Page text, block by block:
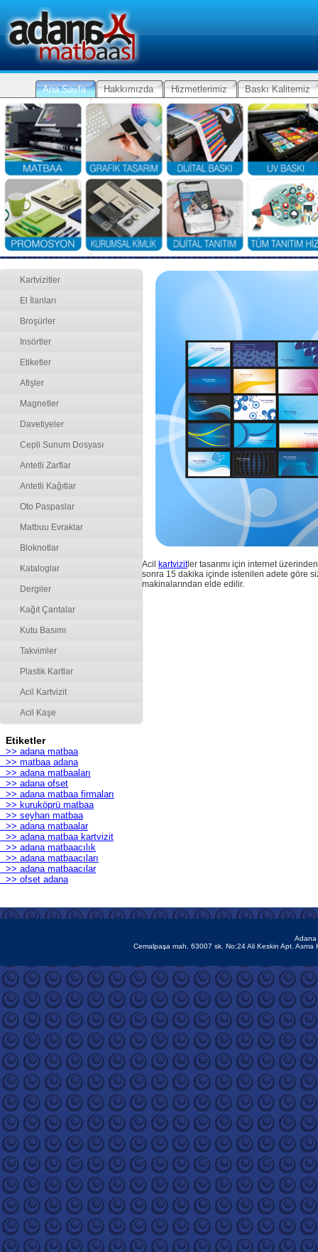
Ana Sayfa Hakkımızda Hizmetlerimiz Baskı Kalitemiz
Kartvizitler
El İlanları
Broşürler
Insörtler
Etiketler
Afişler
Magnetler
Davetiyeler
Cepli Sunum Dosyası
Antetli Zarflar
Antetli Kağıtlar
Oto Paspaslar
Matbuu Evraklar
Bloknotlar
Kataloglar
Dergiler
Kağıt Çantalar
Kutu Basımı
Takvimler
Plastik Kartlar
Acil Kartvizit
Acil Kaşe
Etiketler
>> adana matbaa
>> matbaa adana
>> adana matbaaları
>> adana ofset
>> adana matbaa firmaları
>> kuruköprü matbaa
>> seyhan matbaa
>> adana matbaalar
>> adana matbaa kartvizit
>> adana matbaacılık
>> adana matbaacıları
>> adana matbaacılar
>> ofset adana
Acil kartvizitler tasarımı için internet
sonra 15 dakika içinde istenilen adete göre
makinalarından elde edilir.
Adana
Cemalpaşa mah. 63007 sk. No:24 Ali Keskin Apt.